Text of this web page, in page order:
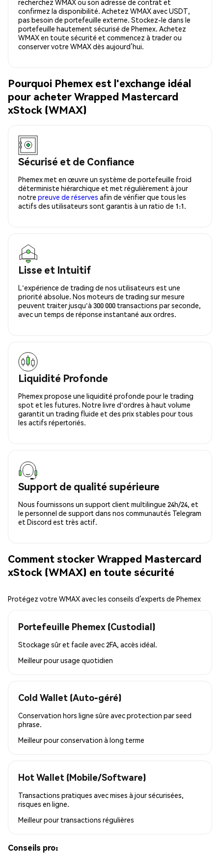
recherchez WMAX ou son adresse de contrat et
confirmez la disponibilité. Achetez WMAX avec USDT,
pas besoin de portefeuille externe. Stockez-le dans le
portefeuille hautement sécurisé de Phemex. Achetez
WMAX en toute sécurité et commencez à trader ou
conserver votre WMAX dès aujourd’hui.
Pourquoi Phemex est l'exchange idéal
pour acheter Wrapped Mastercard
xStock (WMAX)
Sécurisé et de Confiance
Phemex met en œuvre un système de portefeuille froid
déterministe hiérarchique et met régulièrement à jour
notre preuve de réserves afin de vérifier que tous les
actifs des utilisateurs sont garantis à un ratio de 1:1.
Lisse et Intuitif
L'expérience de trading de nos utilisateurs est une
priorité absolue. Nos moteurs de trading sur mesure
peuvent traiter jusqu'à 300 000 transactions par seconde,
avec un temps de réponse instantané aux ordres.
Liquidité Profonde
Phemex propose une liquidité profonde pour le trading
spot et les futures. Notre livre d'ordres à haut volume
garantit un trading fluide et des prix stables pour tous
les actifs répertoriés.
Support de qualité supérieure
Nous fournissons un support client multilingue 24h/24, et
le personnel de support dans nos communautés Telegram
et Discord est très actif.
Comment stocker Wrapped Mastercard
xStock (WMAX) en toute sécurité
Protégez votre WMAX avec les conseils d’experts de Phemex
Portefeuille Phemex (Custodial)
Stockage sûr et facile avec 2FA, accès idéal.
Meilleur pourusage quotidien
Cold Wallet (Auto-géré)
Conservation hors ligne sûre avec protection par seed
phrase.
Meilleur pourconservation à long terme
Hot Wallet (Mobile/Software)
Transactions pratiques avec mises à jour sécurisées,
risques en ligne.
Meilleur pour transactions régulières
Conseils pro: